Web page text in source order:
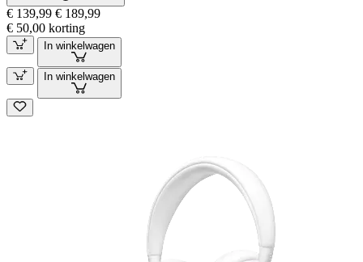
€ 139,99 € 189,99
€ 50,00 korting
In winkelwagen
In winkelwagen